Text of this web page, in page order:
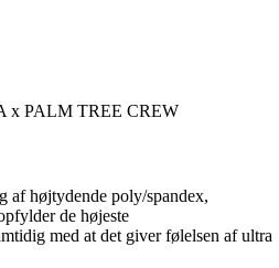
x PALM TREE CREW
højtydende poly/spandex,
de højeste
med at det giver følelsen af ultra